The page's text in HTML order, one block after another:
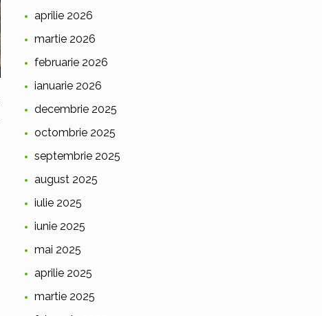
aprilie 2026
martie 2026
februarie 2026
ianuarie 2026
decembrie 2025
octombrie 2025
septembrie 2025
august 2025
iulie 2025
iunie 2025
mai 2025
aprilie 2025
martie 2025